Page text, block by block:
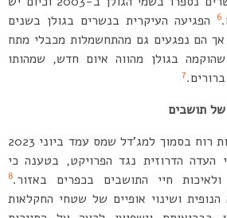
6
הפגיעה העיקרית בנשרים בגולן בשנים
אך הם נפגעים גם מהתחשמלות מכבלי מתח
בגולן מהווה איום חדש, שמהותו
7
של תושבים
פרויקט של חוות טורבינות רוח בסמוך למג’דל שמס עמד ביוני 2023
הדרוזית נגד הפרויקט, בטענה כי
חיי התושבים בכפרים באזור.8
ושינוי אופיים של שטחי החקלאות